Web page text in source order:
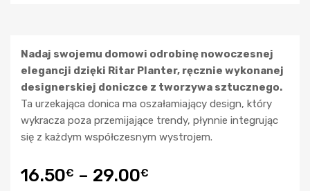
Nadaj swojemu domowi odrobinę nowoczesnej
elegancji dzięki Ritar Planter, ręcznie wykonanej
designerskiej doniczce z tworzywa sztucznego.
Ta urzekająca donica ma oszałamiający design, który
wykracza poza przemijające trendy, płynnie integrując
się z każdym współczesnym wystrojem.
16.50€ – 29.00€